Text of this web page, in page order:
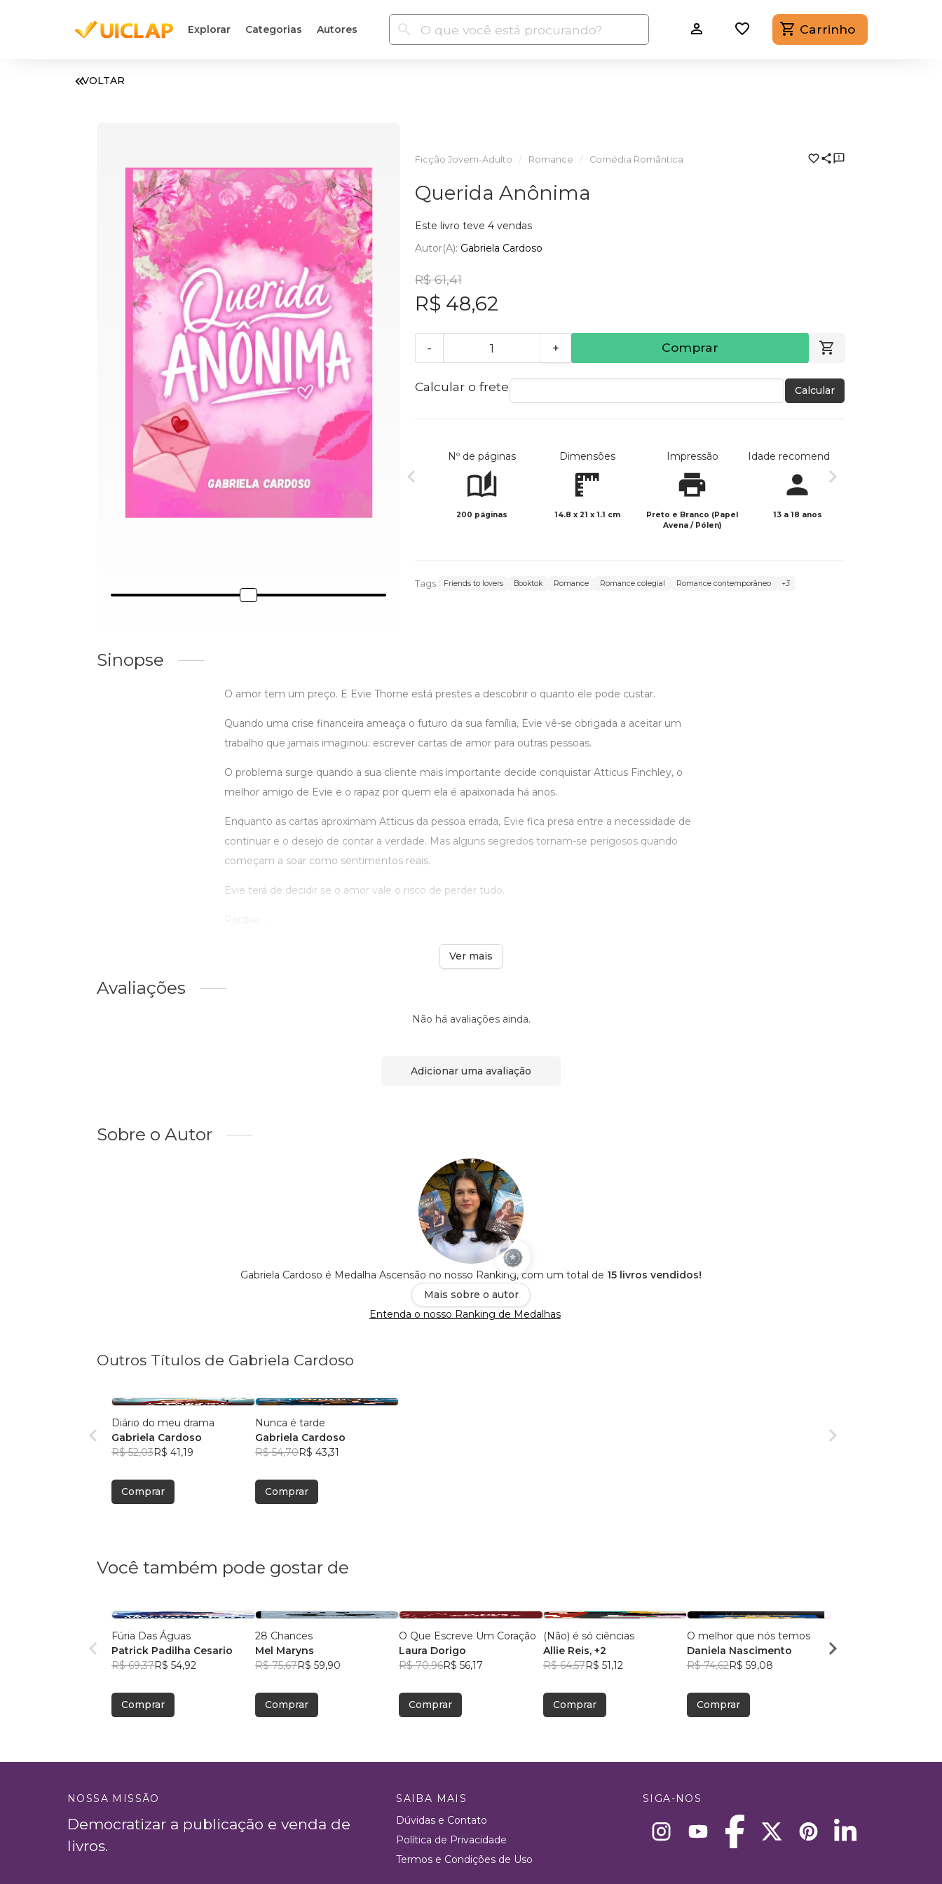
Explorar Categorias Autores Carrinho
VOLTAR
Ficção Jovem-Adulto Romance Comédia Romântica
Querida Anônima
Este livro teve 4 vendas
Autor(a): Gabriela Cardoso
R$ 61,41
R$ 48,62
- + Comprar
Calcular o frete Calcular
Nº de páginas
200 páginas
Dimensões
14.8 x 21 x 1.1 cm
Impressão
Preto e Branco (Papel
Avena / Pólen)
Idade recomendada
13 a 18 anos
Tags: Friends to lovers Booktok Romance Romance colegial Romance contemporâneo +3
Sinopse
O amor tem um preço. E Evie Thorne está prestes a descobrir o quanto ele pode custar.
Quando uma crise financeira ameaça o futuro da sua família, Evie vê-se obrigada a aceitar um
trabalho que jamais imaginou: escrever cartas de amor para outras pessoas.
O problema surge quando a sua cliente mais importante decide conquistar Atticus Finchley, o
melhor amigo de Evie e o rapaz por quem ela é apaixonada há anos.
Enquanto as cartas aproximam Atticus da pessoa errada, Evie fica presa entre a necessidade de
continuar e o desejo de contar a verdade. Mas alguns segredos tornam-se perigosos quando
começam a soar como sentimentos reais.
Evie terá de decidir se o amor vale o risco de perder tudo.
Ver mais
Avaliações
Não há avaliações ainda.
Adicionar uma avaliação
Sobre o Autor
Gabriela Cardoso é Medalha Ascensão no nosso Ranking, com um total de 15 livros vendidos!
Mais sobre o autor
Entenda o nosso Ranking de Medalhas
Outros Títulos de Gabriela Cardoso
Diário do meu drama
Gabriela Cardoso
R$ 52,03R$ 41,19
Comprar
Nunca é tarde
Gabriela Cardoso
R$ 54,70R$ 43,31
Comprar
Você também pode gostar de
Fúria Das Águas
Patrick Padilha Cesario
R$ 69,37R$ 54,92
Comprar
28 Chances
Mel Maryns
R$ 75,67R$ 59,90
Comprar
O Que Escreve Um Coração
Laura Dorigo
R$ 70,96R$ 56,17
Comprar
(Não) é só ciências
Allie Reis, +2
R$ 64,57R$ 51,12
Comprar
O melhor que nós temos
Daniela Nascimento
R$ 74,62R$ 59,08
Comprar
Jessica Macan
NOSSA MISSÃO
Democratizar a publicação e venda de
livros.
SAIBA MAIS
Dúvidas e Contato
Política de Privacidade
Termos e Condições de Uso
SIGA-NOS